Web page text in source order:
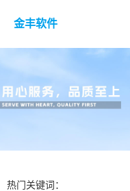
金丰软件
热门关键词：